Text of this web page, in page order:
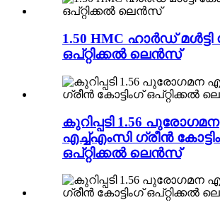
1.50 HMC ഹാർഡ് മൾട്ടി
ഒപ്റ്റിക്കൽ ലെൻസ്
കുറിപ്പടി 1.56 പുരോഗമന
എച്ച്എംസി ഗ്രീൻ
ഒപ്റ്റിക്കൽ ലെൻസ്